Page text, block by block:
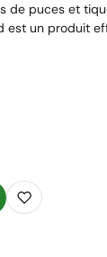
de puces et
est un produit